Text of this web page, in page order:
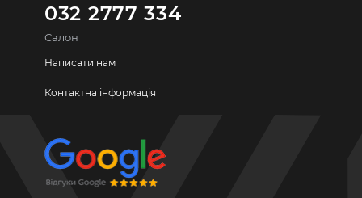
032 2777 334
Салон
Написати нам
Контактна інформація